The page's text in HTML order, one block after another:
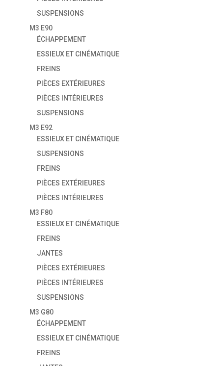
SUSPENSIONS
M3 E90
ÉCHAPPEMENT
ESSIEUX ET CINÉMATIQUE
FREINS
PIÈCES EXTÉRIEURES
PIÈCES INTÉRIEURES
SUSPENSIONS
M3 E92
ESSIEUX ET CINÉMATIQUE
SUSPENSIONS
FREINS
PIÈCES EXTÉRIEURES
PIÈCES INTÉRIEURES
M3 F80
ESSIEUX ET CINÉMATIQUE
FREINS
JANTES
PIÈCES EXTÉRIEURES
PIÈCES INTÉRIEURES
SUSPENSIONS
M3 G80
ÉCHAPPEMENT
ESSIEUX ET CINÉMATIQUE
FREINS